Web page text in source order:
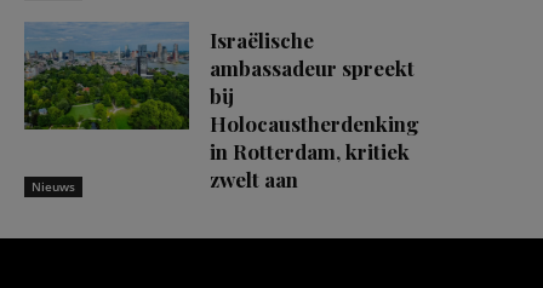
Nieuws
Israëlische
ambassadeur spreekt
bij
Holocaustherdenking
in Rotterdam, kritiek
zwelt aan